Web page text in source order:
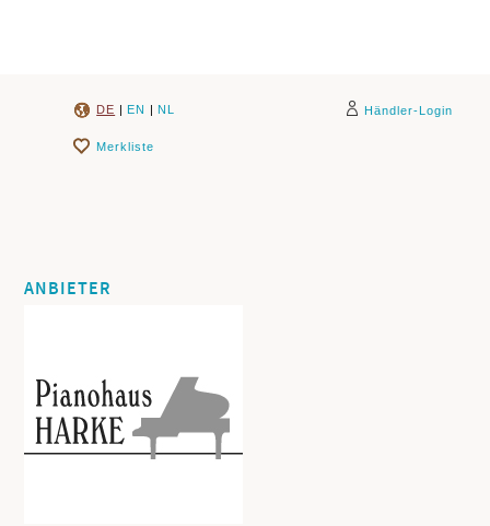
DE | EN | NL Händler-Login
Merkliste
ANBIETER